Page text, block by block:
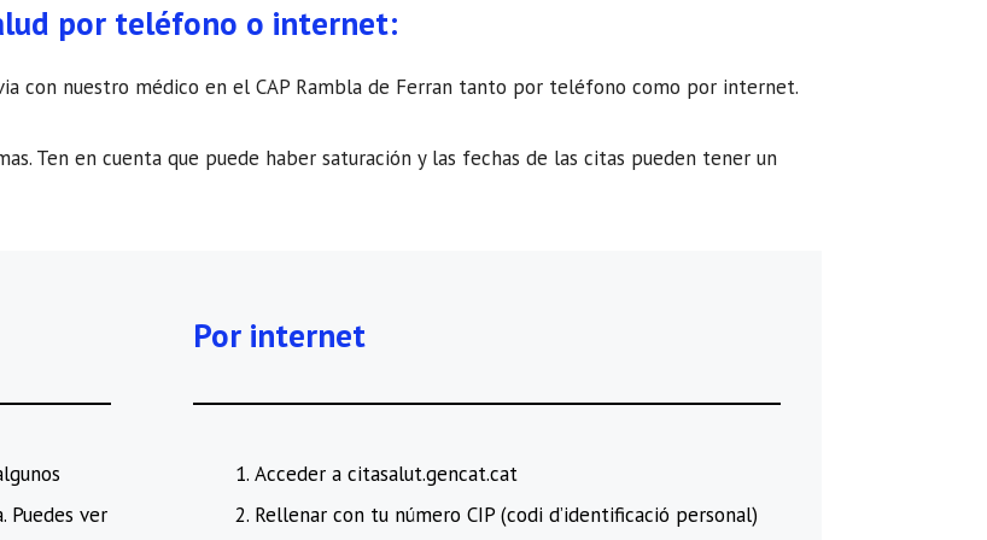
por teléfono o internet:
con nuestro médico en el CAP Rambla de Ferran tanto por teléfono como por internet.
Ten en cuenta que puede haber saturación y las fechas de las citas pueden tener un
Puedes ver
Por internet
Acceder a citasalut.gencat.cat
Rellenar con tu número CIP (codi d’identificació personal)